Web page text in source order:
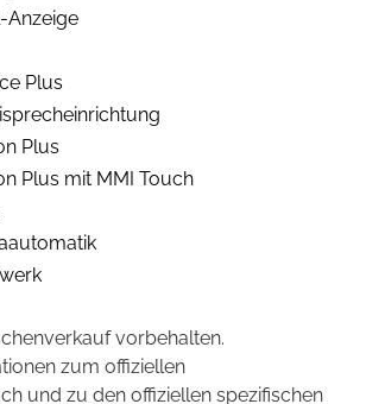
Anzeige
Plus
Plus
Plus mit MMI Touch
vorbehalten.
zum offiziellen
und zu den offiziellen spezifischen